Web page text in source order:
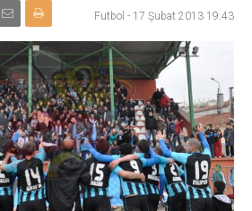
Futbol - 17 Şubat 2013 19:43